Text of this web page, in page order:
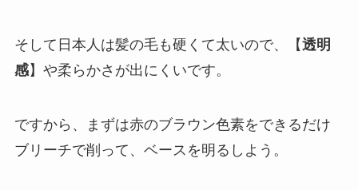
そして日本人は髪の毛も硬くて太いので、【透明
感】や柔らかさが出にくいです。
ですから、まずは赤のブラウン色素をできるだけ
ブリーチで削って、ベースを明るしよう。